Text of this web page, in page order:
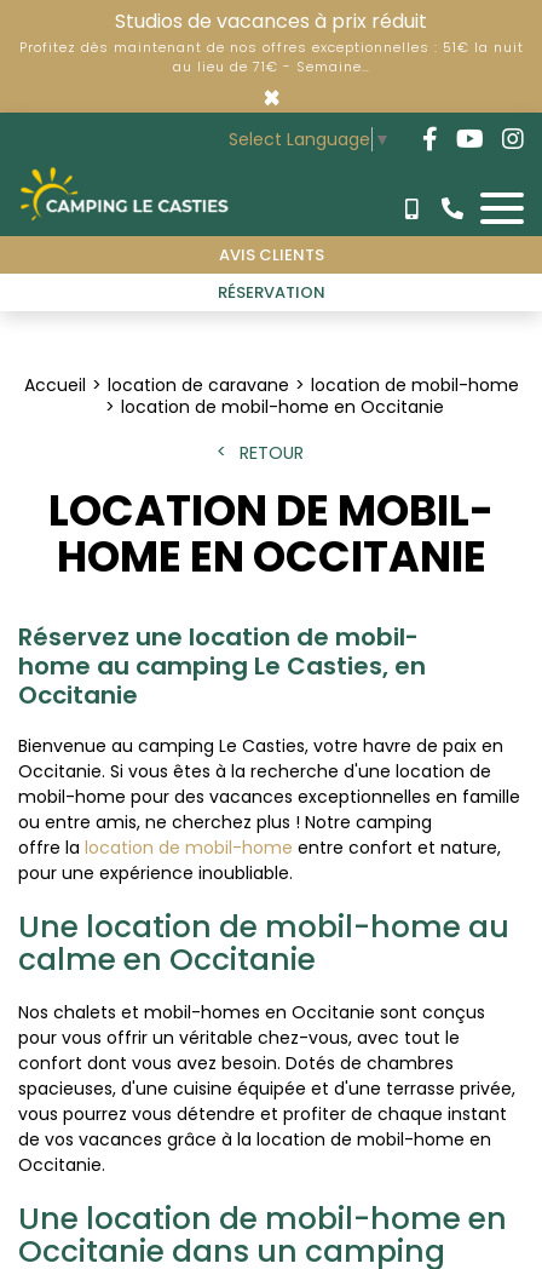
Studios de vacances à prix réduit
Profitez dès maintenant de nos offres exceptionnelles : 51€ la nuit
au lieu de 71€ - Semaine…
×
Select Language ▼
AVIS CLIENTS
RÉSERVATION
Accueil location de caravane
location de mobil-home
location de mobil-home en Occitanie
RETOUR
LOCATION DE MOBIL-
HOME EN OCCITANIE
Réservez une location de mobil-
home au camping Le Casties, en
Occitanie
Bienvenue au camping Le Casties, votre havre de paix en
Occitanie. Si vous êtes à la recherche d'une location de
mobil-home pour des vacances exceptionnelles en famille
ou entre amis, ne cherchez plus ! Notre camping
offre la location de mobil-home entre confort et nature,
pour une expérience inoubliable.
Une location de mobil-home au
calme en Occitanie
Nos chalets et mobil-homes en Occitanie sont conçus
pour vous offrir un véritable chez-vous, avec tout le
confort dont vous avez besoin. Dotés de chambres
spacieuses, d'une cuisine équipée et d'une terrasse privée,
vous pourrez vous détendre et profiter de chaque instant
de vos vacances grâce à la location de mobil-home en
Occitanie.
Une location de mobil-home en
Occitanie dans un camping